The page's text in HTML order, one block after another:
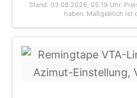
Stand: 03.08.2026, 05:19 Uhr.
haben. Maßgeblich ist